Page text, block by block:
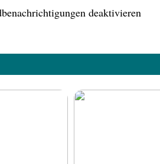
deaktivieren